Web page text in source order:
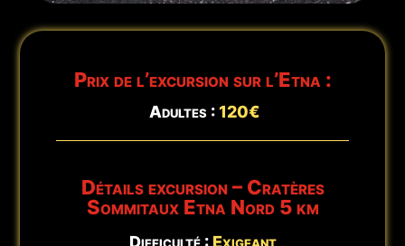
Prix de l’excursion sur l’Etna :
Adultes :120€
Détails excursion – Cratères
Sommitaux Etna Nord 5 km
Difficulté : Exigeant